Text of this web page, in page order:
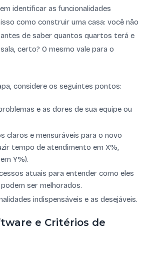
identificar as funcionalidades
como construir uma casa: você não
de saber quantos quartos terá e
certo? O mesmo vale para o
considere os seguintes pontos:
e as dores de sua equipe ou
claros e mensuráveis para o novo
tempo de atendimento em X%,
Y%).
atuais para entender como eles
ser melhorados.
indispensáveis e as desejáveis.
e Critérios de